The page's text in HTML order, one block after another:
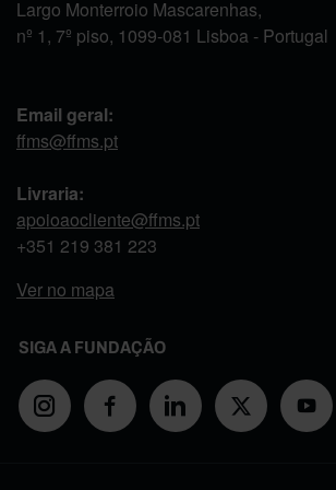
Largo Monterroio Mascarenhas,
nº 1, 7º piso, 1099-081 Lisboa - Portugal
Email geral:
ffms@ffms.pt
Livraria:
apoioaocliente@ffms.pt
+351 219 381 223
Ver no mapa
SIGA A FUNDAÇÃO